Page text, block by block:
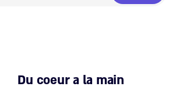
Du coeur a la main